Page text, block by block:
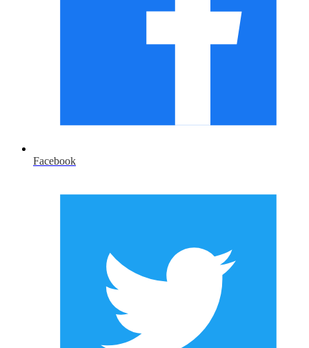
Facebook